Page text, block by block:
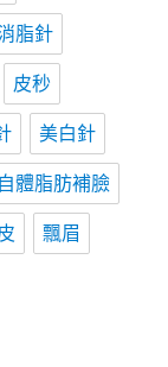
脂針
皮秒
美白針
自體脂肪補臉
飄眉